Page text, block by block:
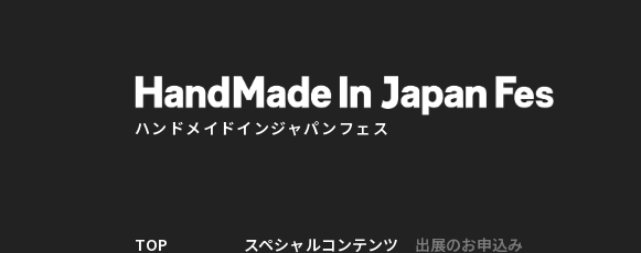
ハンドメイドインジャパンフェス
TOP スペシャルコンテンツ 出展のお申込み